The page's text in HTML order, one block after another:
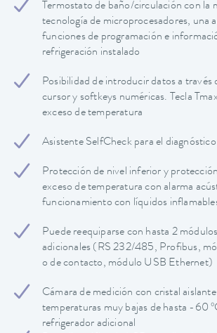
Termostato de baño/circulación con la
tecnología de microprocesadores, una
funciones de programación e
refrigeración instalado
Posibilidad de introducir datos a través
cursor y softkeys numéricas. Tecla
exceso de temperatura
Asistente SelfCheck para el diagnóstico
Protección de nivel inferior y
exceso de temperatura con alarma
funcionamiento con líquidos
Puede reequiparse con hasta 2
adicionales (RS 232/485, Profibus,
o de contacto, módulo USB Ethernet)
Cámara de medición con cristal
temperaturas muy bajas de hasta -60
refrigerador adicional